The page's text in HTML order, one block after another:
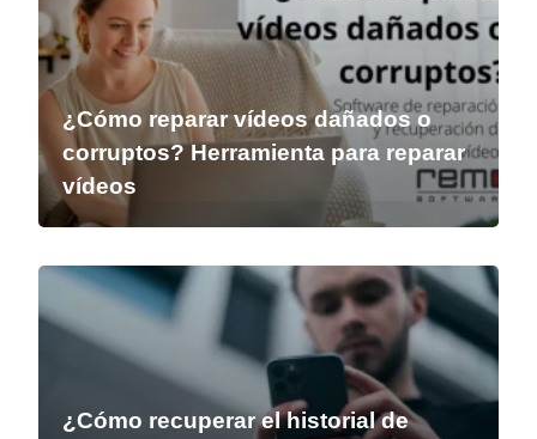
¿Cómo reparar vídeos dañados o
corruptos? Herramienta para reparar
vídeos
¿Cómo recuperar el historial de